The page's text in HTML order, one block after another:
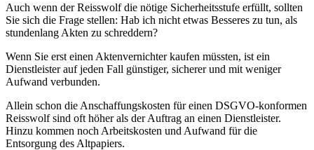
Auch wenn der Reisswolf die nötige Sicherheitsstufe erfüllt, sollten
Sie sich die Frage stellen: Hab ich nicht etwas Besseres zu tun, als
stundenlang Akten zu schreddern?
Wenn Sie erst einen Aktenvernichter kaufen müssten, ist ein
Dienstleister auf jeden Fall günstiger, sicherer und mit weniger
Aufwand verbunden.
Allein schon die Anschaffungskosten für einen DSGVO-konformen
Reisswolf sind oft höher als der Auftrag an einen Dienstleister.
Hinzu kommen noch Arbeitskosten und Aufwand für die
Entsorgung des Altpapiers.